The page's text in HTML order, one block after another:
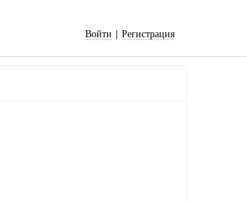
Войти | Регистрация